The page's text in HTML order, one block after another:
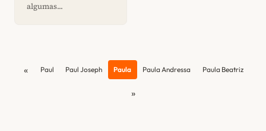
algumas...
« Paul Paul Joseph Paula Paula Andressa Paula Beatriz
»